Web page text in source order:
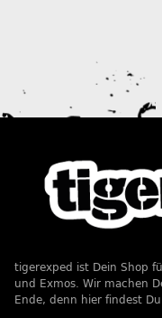
tigerexped ist Dein Shop
und Exmos. Wir machen
Ende, denn hier findest Du